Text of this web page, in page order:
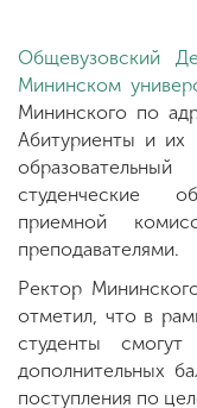
Приемная
комиссия
+7 (831) 262-
Общевузовский
Мининском
Мининского по
Абитуриенты и их
студенческие
приемной
преподавателями.
Ректор
отметил, что в
студенты
дополнительных
поступления по